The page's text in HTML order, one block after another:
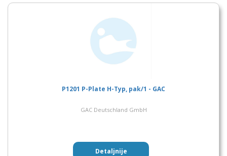
P1201 P-Plate H-Typ, pak/1 - GAC
GAC Deutschland GmbH
Detaljnije